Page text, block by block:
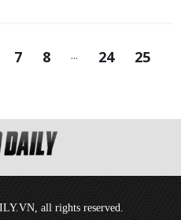
7 8 ... 24 25
all rights reserved.